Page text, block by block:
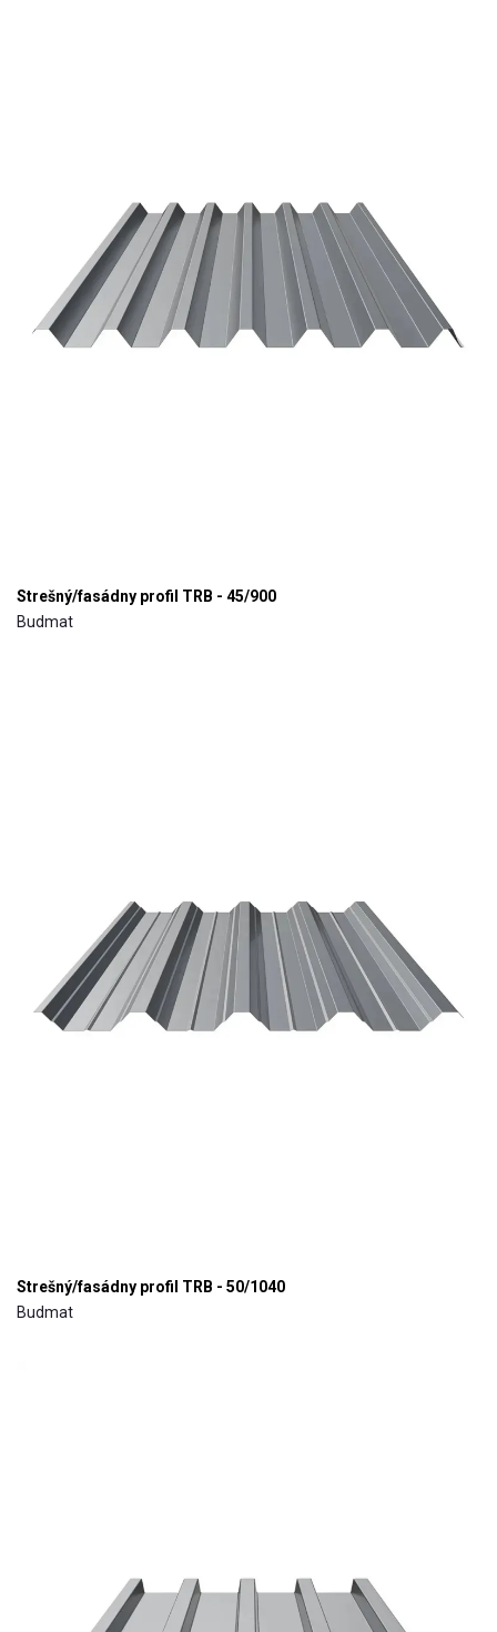
Strešný/fasádny profil TRB - 45/900
Budmat
Strešný/fasádny profil TRB - 50/1040
Budmat